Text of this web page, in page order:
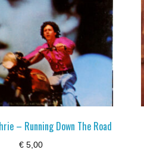
– Running Down The Road
€5,00